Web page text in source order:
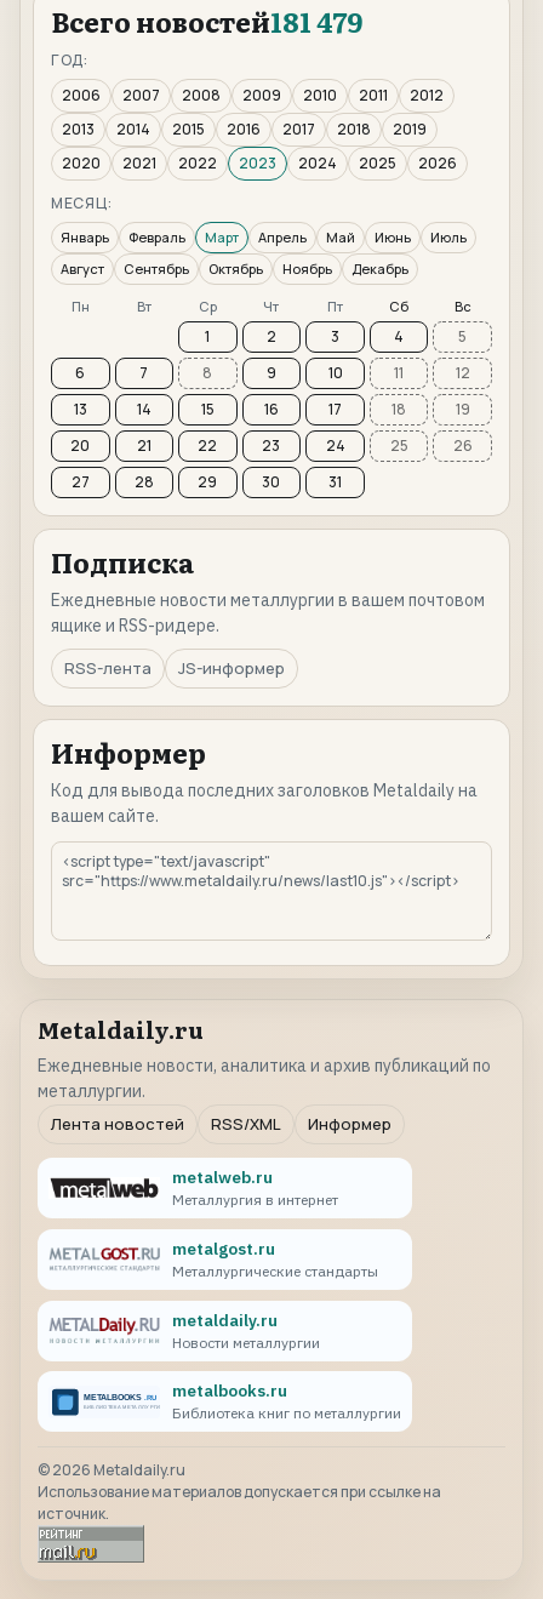
Всего новостей181 479
ГОД:
2006
2007 2008 2009 2010 2011
2012
2013
2014 2015 2016 2017 2018
2019
2020
2021 2022 2023 2024 2025
2026
МЕСЯЦ:
Январь Февраль Март Апрель Май Июнь
Июль
Август
Сентябрь Октябрь Ноябрь Декабрь
Пн Вт Ср Чт Пт Сб Вс
1 2 3 4
5
6
7 8 9 10 11
12
13
14 15 16 17 18
19
20
21 22 23 24 25
26
27
28 29 30 31
Подписка
Ежедневные новости металлургии в вашем почтовом
ящике и RSS-ридере.
RSS-лента
JS-информер
Информер
Код для вывода последних заголовков Metaldaily на
вашем сайте.
Metaldaily.ru
Ежедневные новости, аналитика и архив публикаций по
металлургии.
Лента новостей
RSS/XML Информер
metalweb.ru
Металлургия в интернет
metalgost.ru
Металлургические стандарты
metaldaily.ru
Новости металлургии
metalbooks.ru
Библиотека книг по металлургии
©2026 Metaldaily.ru
Использование материалов допускается при ссылке на
источник.